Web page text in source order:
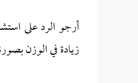
أرجو الرد على
زيادة في الوزن